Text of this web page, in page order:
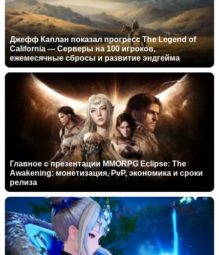
Джефф Каплан показал прогресс The Legend of
California — Серверы на 100 игроков,
ежемесячные сбросы и развитие эндгейма
Главное с презентации MMORPG Eclipse: The
Awakening: монетизация, PvP, экономика и сроки
релиза